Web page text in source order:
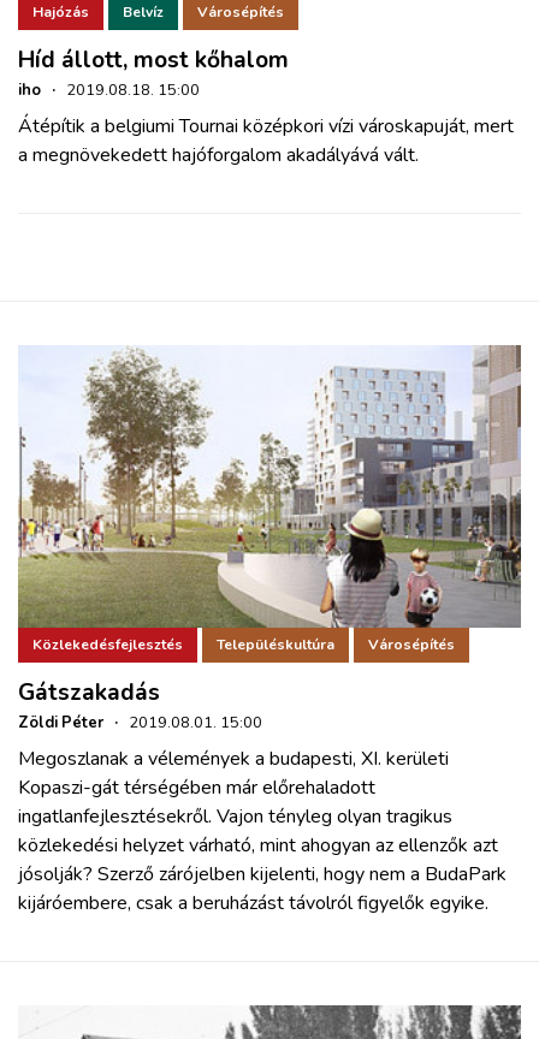
Hajózás Belvíz Városépítés
Híd állott, most kőhalom
iho · 2019.08.18. 15:00
Átépítik a belgiumi Tournai középkori vízi városkapuját, mert
a megnövekedett hajóforgalom akadályává vált.
Közlekedésfejlesztés Településkultúra Városépítés
Gátszakadás
Zöldi Péter · 2019.08.01. 15:00
Megoszlanak a vélemények a budapesti, XI. kerületi
Kopaszi-gát térségében már előrehaladott
ingatlanfejlesztésekről. Vajon tényleg olyan tragikus
közlekedési helyzet várható, mint ahogyan az ellenzők azt
jósolják? Szerző zárójelben kijelenti, hogy nem a BudaPark
kijáróembere, csak a beruházást távolról figyelők egyike.